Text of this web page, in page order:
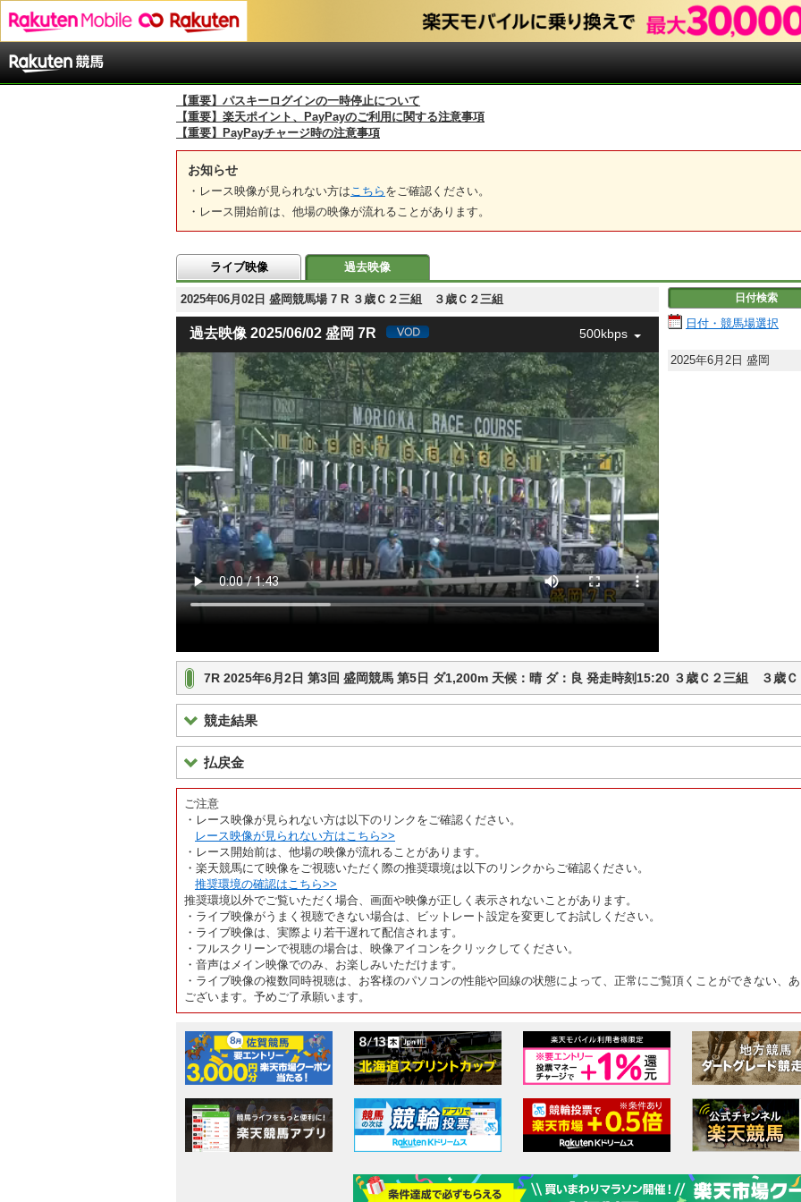
【重要】パスキーログインの一時停止について
【重要】楽天ポイント、PayPayのご利用に関する注意事項
【重要】PayPayチャージ時の注意事項
お知らせ
・レース映像が見られない方は こちら をご確認ください。
・レース開始前は、他場の映像が流れることがあります。
ライブ映像 過去映像
2025年06月02日 盛岡競馬場 7 R ３歳Ｃ２三組 ３歳Ｃ２三組
過去映像 2025/06/02 盛岡 7R 500kbps
日付検索
日付・競馬場選択
2025年6月2日 盛岡
7R 2025年6月2日 第3回 盛岡競馬 第5日 ダ1,200m 天候：晴 ダ：良 発走時刻15:20 ３歳Ｃ２三組 ３歳
競走結果
払戻金
ご注意
・レース映像が見られない方は以下のリンクをご確認ください。
レース映像が見られない方はこちら>>
・レース開始前は、他場の映像が流れることがあります。
・楽天競馬にて映像をご視聴いただく際の推奨環境は以下のリンクからご確認ください。
推奨環境の確認はこちら>>
推奨環境以外でご覧いただく場合、画面や映像が正しく表示されないことがあります。
・ライブ映像がうまく視聴できない場合は、ビットレート設定を変更してお試しください。
・ライブ映像は、実際より若干遅れて配信されます。
・フルスクリーンで視聴の場合は、映像アイコンをクリックしてください。
・音声はメイン映像でのみ、お楽しみいただけます。
・ライブ映像の複数同時視聴は、お客様のパソコンの性能や回線の状態によって、正常にご覧頂くことができない、
ございます。予めご了承願います。